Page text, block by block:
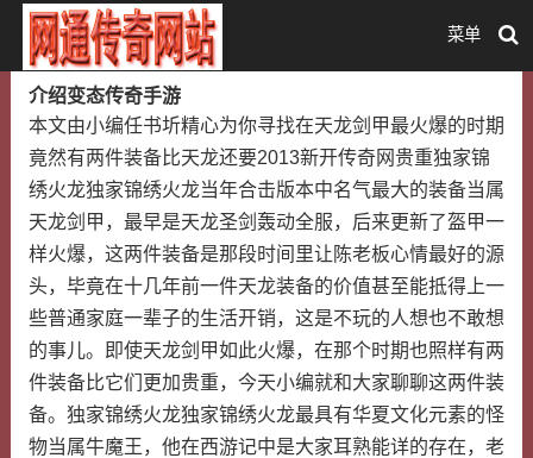
菜单
介绍变态传奇手游
本文由小编任书圻精心为你寻找在天龙剑甲最火爆的时期
竟然有两件装备比天龙还要2013新开传奇网贵重独家锦
绣火龙独家锦绣火龙当年合击版本中名气最大的装备当属
天龙剑甲，最早是天龙圣剑轰动全服，后来更新了盔甲一
样火爆，这两件装备是那段时间里让陈老板心情最好的源
头，毕竟在十几年前一件天龙装备的价值甚至能抵得上一
些普通家庭一辈子的生活开销，这是不玩的人想也不敢想
的事儿。即使天龙剑甲如此火爆，在那个时期也照样有两
件装备比它们更加贵重，今天小编就和大家聊聊这两件装
备。独家锦绣火龙独家锦绣火龙最具有华夏文化元素的怪
物当属牛魔王，他在西游记中是大家耳熟能详的存在，老